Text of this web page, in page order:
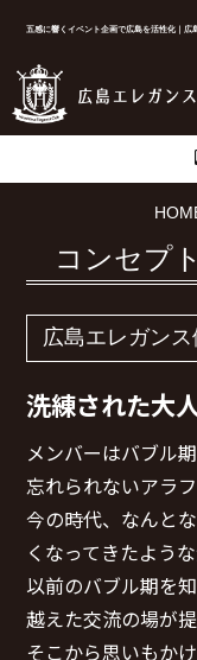
五感に響くイベント企画で広島を活性化｜広
コンセプト
広島エレガン
洗練された大
メンバーはバブル
忘れられないアラ
今の時代、なんと
くなってきたような
以前のバブル期を
越えた交流の場が
そこから思いもか